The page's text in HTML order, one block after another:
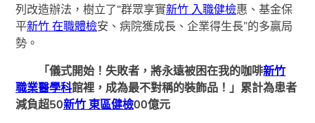
列改造辦法，樹立了“群眾享實新竹 入職健檢惠、基金保
平新竹 在職體檢安、病院獲成長、企業得生長”的多贏局
勢。
「儀式開始！失敗者，將永遠被困在我的咖啡新竹
職業醫學科館裡，成為最不對稱的裝飾品！」累計為患者
減負超50新竹 東區健檢00億元